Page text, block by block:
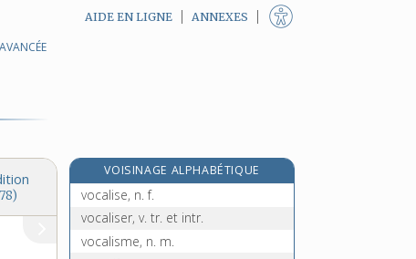
AIDE EN LIGNE ANNEXES
VOISINAGE ALPHABÉTIQUE
vocalisation, n. f.
vocalise, n. f.
vocaliser, v. tr. et intr.
vocalisme, n. m.